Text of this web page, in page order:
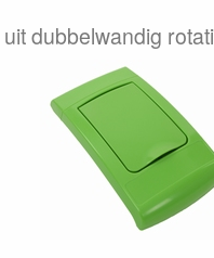
dubbelwandig